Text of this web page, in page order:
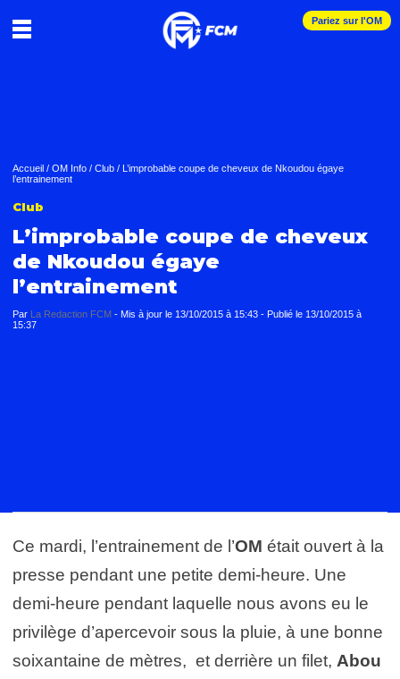
Pariez sur l'OM
Accueil / OM Info / Club / L’improbable coupe de cheveux de Nkoudou égaye
l’entrainement
Club
L’improbable coupe de cheveux
de Nkoudou égaye
l’entrainement
Par La Redaction FCM - Mis à jour le 13/10/2015 à 15:43 - Publié le 13/10/2015 à
15:37
Ce mardi, l’entrainement de l’OM était ouvert à la
presse pendant une petite demi-heure. Une
demi-heure pendant laquelle nous avons eu le
privilège d’apercevoir sous la pluie, à une bonne
soixantaine de mètres, et derrière un filet, Abou